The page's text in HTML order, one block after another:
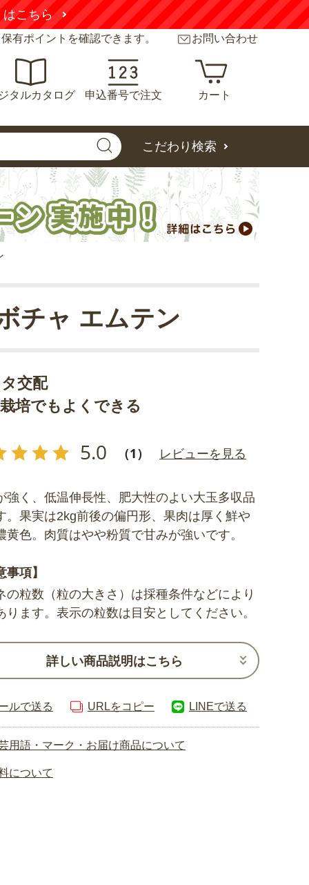
はこちら
有ポイントを確認できます。 お問い合わせ
タルカタログ 申込番号で注文 カート
こだわり検索
交配
培でもよくできる
5.0 （1） レビューを見る
チャ エムテン
強く、低温伸長性、肥大性のよい大玉多収品
。果実は2kg前後の偏円形、果肉は厚く鮮や
黄色。肉質はやや粉質で甘みが強いです。
事項】
粒数（粒の大きさ）は採種条件などにより
ります。表示の粒数は目安としてください。
詳しい商品説明はこちら
ルで送る URLをコピー LINEで送る
用語・マーク・お届け商品について
について